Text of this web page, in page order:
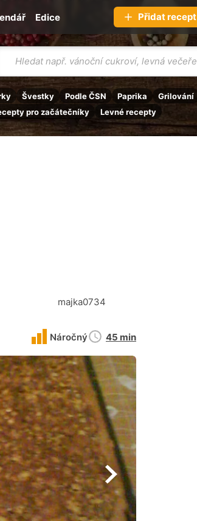
Švestky Podle ČSN Paprika Grilování
pro začátečníky Levné recepty
Edice Přidat recept
majka0734
Náročný
Doba
45 min